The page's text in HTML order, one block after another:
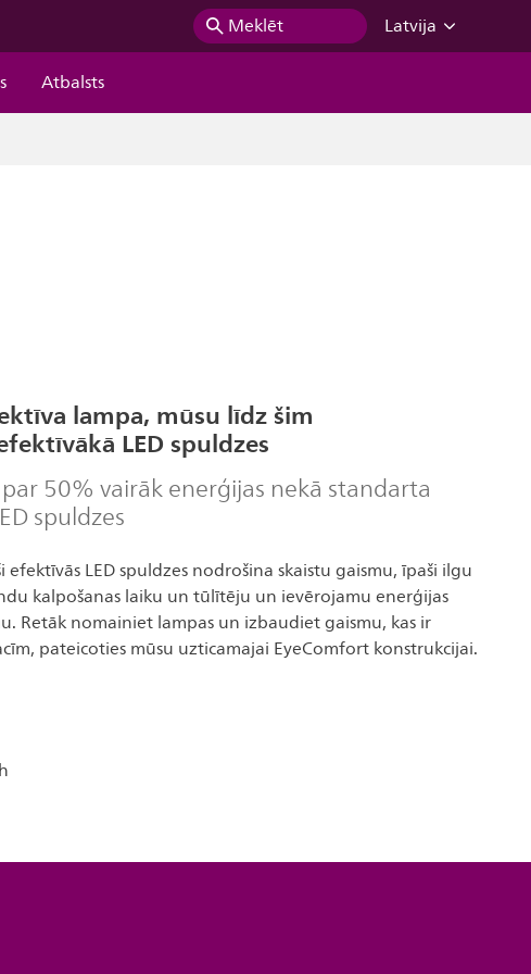
Meklēt
Latvija
Atbalsts
lampa, mūsu līdz šim
LED spuldzes
50% vairāk enerģijas nekā standarta
spuldzes
efektīvās LED spuldzes nodrošina skaistu gaismu, īpaši ilgu
kalpošanas laiku un tūlītēju un ievērojamu enerģijas
Retāk nomainiet lampas un izbaudiet gaismu, kas ir
pateicoties mūsu uzticamajai EyeComfort konstrukcijai.